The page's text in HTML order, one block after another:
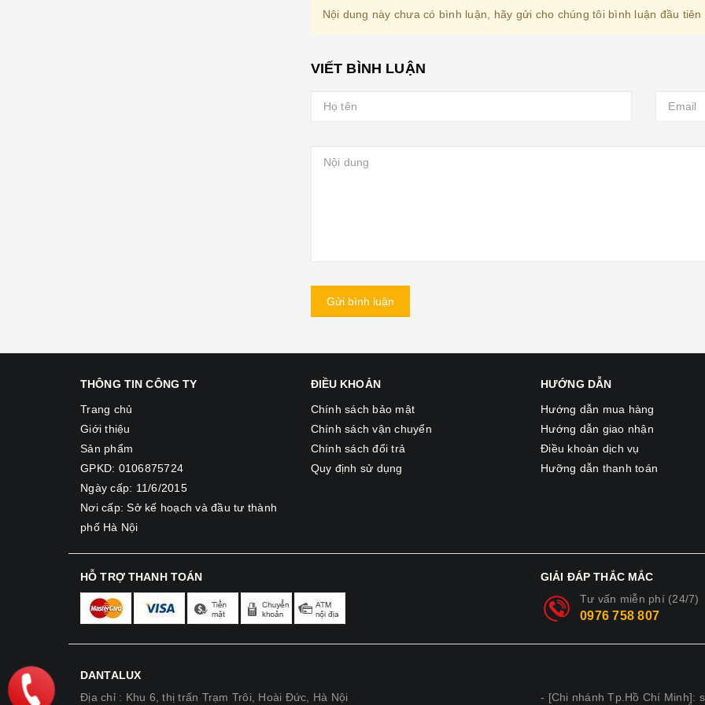
Nội dung này chưa có bình luận, hãy gửi cho chúng tôi bình luận đầu tiên
VIẾT BÌNH LUẬN
Gửi bình luận
THÔNG TIN CÔNG TY
Trang chủ
Giới thiệu
Sản phẩm
GPKD: 0106875724
Ngày cấp: 11/6/2015
Nơi cấp: Sở kế hoạch và đầu tư thành
phố Hà Nội
ĐIỀU KHOẢN
Chính sách bảo mật
Chính sách vận chuyển
Chính sách đổi trả
Quy định sử dụng
HƯỚNG DẪN
Hướng dẫn mua hàng
Hướng dẫn giao nhận
Điều khoản dịch vụ
Hưỡng dẫn thanh toán
HỖ TRỢ THANH TOÁN
GIẢI ĐÁP THẮC MẮC
Tư vấn miễn phí (24/7)
0976 758 807
DANTALUX
Địa chỉ : Khu 6, thị trấn Trạm Trôi, Hoài Đức, Hà Nội
- [Chi nhánh Tp.Hồ Chí Minh]: